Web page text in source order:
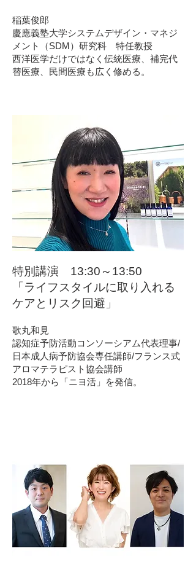
稲葉俊郎
慶應義塾大学システムデザイン・マネジ
メント（SDM）研究科 特任教授
西洋医学だけではなく伝統医療、補完代
替医療、民間医療も広く修める。
特別講演 13:30～13:50
「ライフスタイルに取り入れる
ケアとリスク回避」
歌丸和見
認知症予防活動コンソーシアム代表理事/
日本成人病予防協会専任講師/フランス式
アロマテラピスト協会講師
2018年から「ニヨ活」を発信。